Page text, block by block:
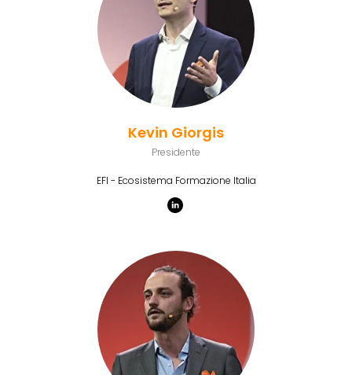
Kevin Giorgis
Presidente
EFI - Ecosistema Formazione Italia